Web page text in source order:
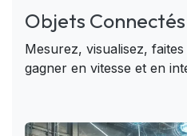
Objets Connectés
Mesurez, visualisez,
gagner en vitesse et en